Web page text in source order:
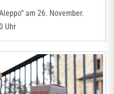
am 26. November.
Uhr